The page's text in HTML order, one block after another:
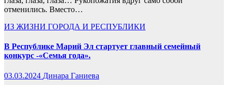
отменились. Вместо…
ИЗ ЖИЗНИ ГОРОДА И РЕСПУБЛИКИ
В Республике Марий Эл стартует главный семейный
конкурс -«Семья года».
03.03.2024 Динара Ганиева